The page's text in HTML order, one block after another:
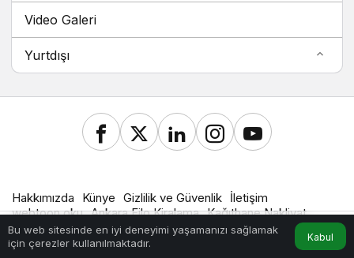
Video Galeri
Yurtdışı
Bu web sitesinde en iyi deneyimi yaşamanızı sağlamak
için çerezler kullanılmaktadır.
Kabul
Hakkımızda Künye Gizlilik ve Güvenlik İletişim
webtoon oku Ankara Filo Kiralama Kağıthane Nakliyat
© Telif Hakkı 2026, Tüm Hakları Saklıdır.
Anasayfa